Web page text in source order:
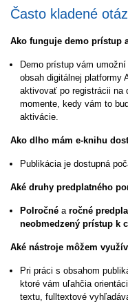
Často kladené
Ako funguje demo prístup
Demo prístup vám umožní
obsah digitálnej platformy
aktivovať po registrácii na
momente, kedy vám to
aktivácie.
Ako dlho mám e-knihu
Publikácia je dostupná
Aké druhy predplatného
Polročné aročné
neobmedzený prístup k
Aké nástroje môžem
Pri práci s obsahom
ktoré vám uľahčia
textu, fulltextové